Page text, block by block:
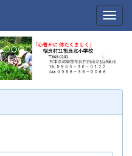
e
x
t